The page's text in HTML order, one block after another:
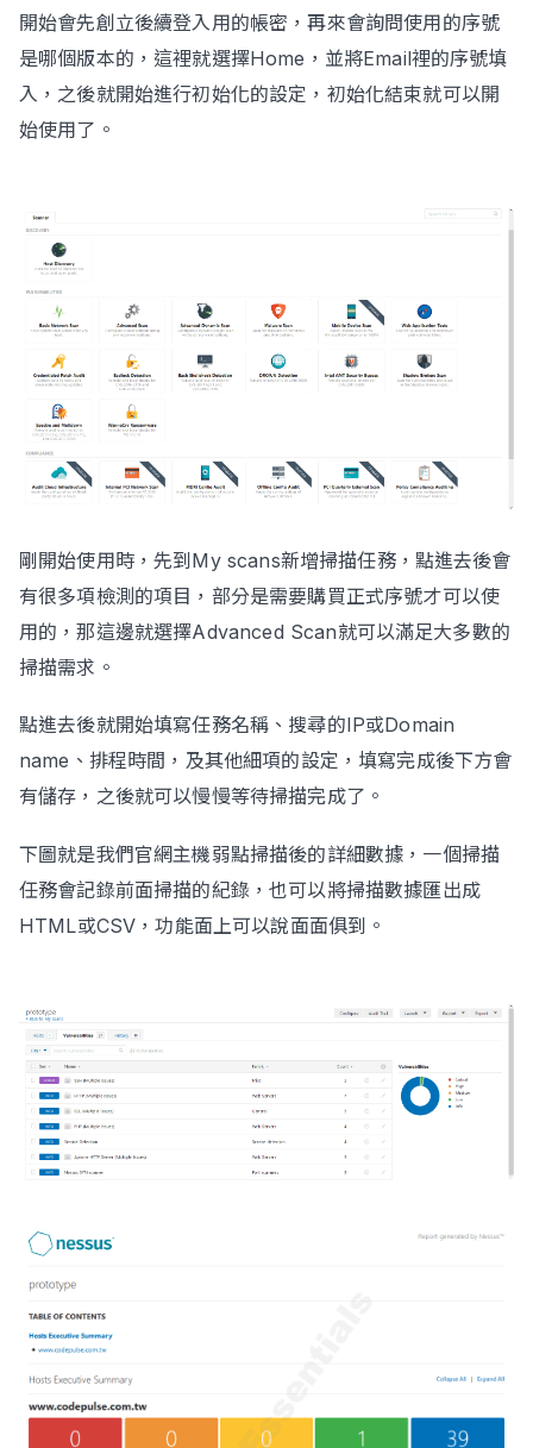
開始會先創立後續登入用的帳密，再來會詢問使用的序號
是哪個版本的，這裡就選擇Home，並將Email裡的序號填
入，之後就開始進行初始化的設定，初始化結束就可以開
始使用了。
剛開始使用時，先到My scans新增掃描任務，點進去後會
有很多項檢測的項目，部分是需要購買正式序號才可以使
用的，那這邊就選擇Advanced Scan就可以滿足大多數的
掃描需求。
點進去後就開始填寫任務名稱、搜尋的IP或Domain
name、排程時間，及其他細項的設定，填寫完成後下方會
有儲存，之後就可以慢慢等待掃描完成了。
下圖就是我們官網主機弱點掃描後的詳細數據，一個掃描
任務會記錄前面掃描的紀錄，也可以將掃描數據匯出成
HTML或CSV，功能面上可以說面面俱到。